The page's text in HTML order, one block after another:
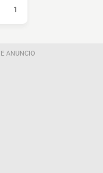
1
ANUNCIO